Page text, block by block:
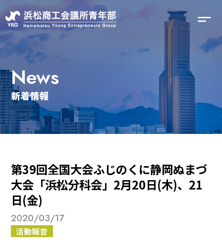
News
新着情報
第39回全国大会ふじのくに静岡ぬまづ
大会「浜松分科会」2月20日(木)、21
日(金)
2020/03/17
活動報告